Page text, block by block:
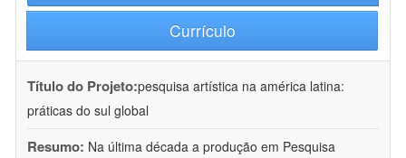
Currículo
Título do Projeto:pesquisa artística na américa latina:
práticas do sul global
Resumo: Na última década a produção em Pesquisa